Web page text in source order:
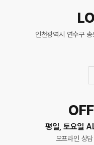
인천광역시 연수구
평일, 토요일
오프라인 상